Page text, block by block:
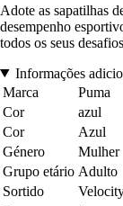
Adote as sapatilhas
desempenho
todos os seus
Informações
Marca
Puma
Cor
azul
Cor
Azul
Género
Mulher
Grupo etário Adulto
Sortido